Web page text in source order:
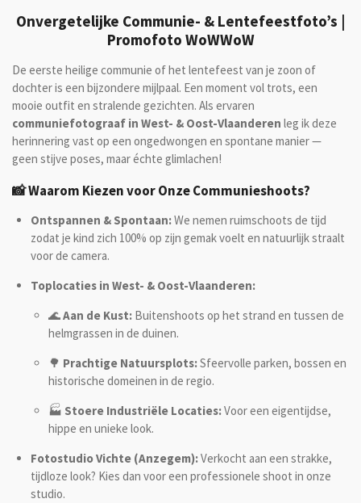
Onvergetelijke Communie- & Lentefeestfoto’s |
Promofoto WoWWoW
De eerste heilige communie of het lentefeest van je zoon of
dochter is een bijzondere mijlpaal. Een moment vol trots, een
mooie outfit en stralende gezichten. Als ervaren
communiefotograaf in West- & Oost-Vlaanderen leg ik deze
herinnering vast op een ongedwongen en spontane manier —
geen stijve poses, maar échte glimlachen!
📸 Waarom Kiezen voor Onze Communieshoots?
Ontspannen & Spontaan:We nemen ruimschoots de tijd
zodat je kind zich 100% op zijn gemak voelt en natuurlijk straalt
voor de camera.
Toplocaties in West- & Oost-Vlaanderen:
🌊Aan de Kust: Buitenshoots op het strand en tussen de
helmgrassen in de duinen.
🌳 Prachtige Natuursplots:Sfeervolle parken, bossen en
historische domeinen in de regio.
🏭 Stoere Industriële Locaties:Voor een eigentijdse,
hippe en unieke look.
Fotostudio Vichte (Anzegem):Verkocht aan een strakke,
tijdloze look? Kies dan voor een professionele shoot in onze
studio.